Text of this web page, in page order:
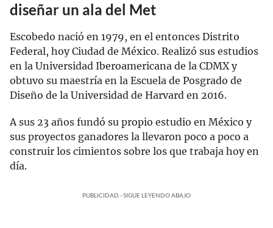
diseñar un ala del Met
Escobedo nació en 1979, en el entonces Distrito
Federal, hoy Ciudad de México. Realizó sus estudios
en la Universidad Iberoamericana de la CDMX y
obtuvo su maestría en la Escuela de Posgrado de
Diseño de la Universidad de Harvard en 2016.
A sus 23 años fundó su propio estudio en México y
sus proyectos ganadores la llevaron poco a poco a
construir los cimientos sobre los que trabaja hoy en
día.
PUBLICIDAD - SIGUE LEYENDO ABAJO